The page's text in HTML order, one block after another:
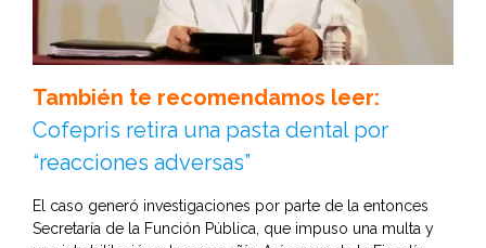
También te recomendamos leer:
Cofepris retira una pasta dental por
“reacciones adversas”
El caso generó investigaciones por parte de la entonces
Secretaría de la Función Pública, que impuso una multa y